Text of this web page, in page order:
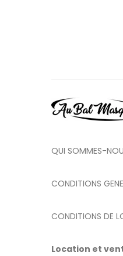
QUI SOMMES-
CONDITIONS
CONDITIONS DE
Location et